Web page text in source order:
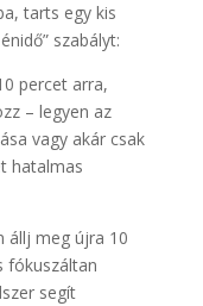
tarts egy kis
szabályt:
percet arra,
– legyen az
vagy akár csak
hatalmas
állj meg újra 10
fókuszáltan
segít